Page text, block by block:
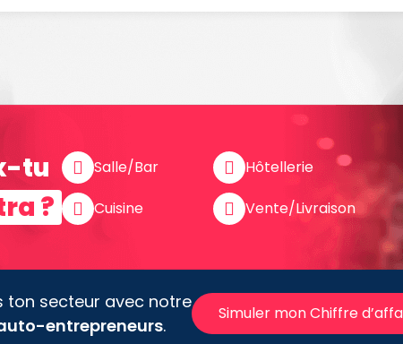
tu
?
Salle/Bar
Hôtellerie
Cuisine
Vente/Livraison
ton secteur avec notre
entrepreneurs.
Simuler mon Chiffre